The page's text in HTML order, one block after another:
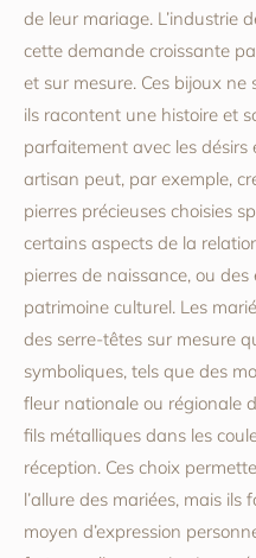
de leur mariage. L’industrie
cette demande croissante
et sur mesure. Ces bijoux ne
ils racontent une histoire et
parfaitement avec les désirs
artisan peut, par exemple,
pierres précieuses choisies
certains aspects de la
pierres de naissance, ou
patrimoine culturel. Les
des serre-têtes sur mesure
symboliques, tels que des
fleur nationale ou régionale
fils métalliques dans les
réception. Ces choix
l’allure des mariées, mais
moyen d’expression